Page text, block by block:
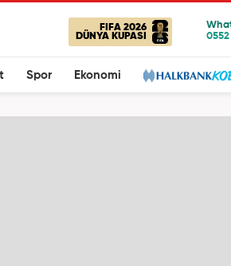
FIFA 2026
DÜNYA KUPASI
Spor Ekonomi